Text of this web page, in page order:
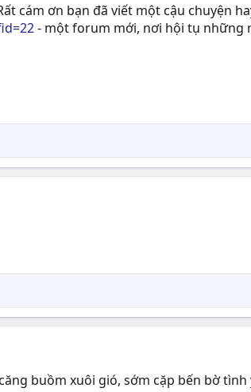
cám ơn bạn đã viết một cậu chuyện
- một forum mới, nơi hội tụ những
buồm xuôi gió, sớm cặp bến bờ tình